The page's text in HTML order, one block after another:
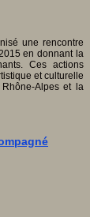
une rencontre
en donnant la
Ces actions
et culturelle
Alpes et la